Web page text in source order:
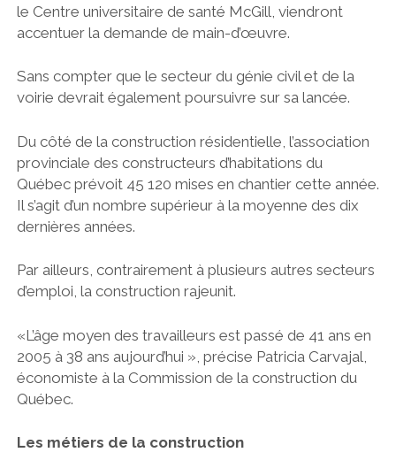
le Centre universitaire de santé McGill, viendront
accentuer la demande de main-d’œuvre.
Sans compter que le secteur du génie civil et de la
voirie devrait également poursuivre sur sa lancée.
Du côté de la construction résidentielle, l’association
provinciale des constructeurs d’habitations du
Québec prévoit 45 120 mises en chantier cette année.
Il s’agit d’un nombre supérieur à la moyenne des dix
dernières années.
Par ailleurs, contrairement à plusieurs autres secteurs
d’emploi, la construction rajeunit.
«L’âge moyen des travailleurs est passé de 41 ans en
2005 à 38 ans aujourd’hui », précise Patricia Carvajal,
économiste à la Commission de la construction du
Québec.
Les métiers de la construction